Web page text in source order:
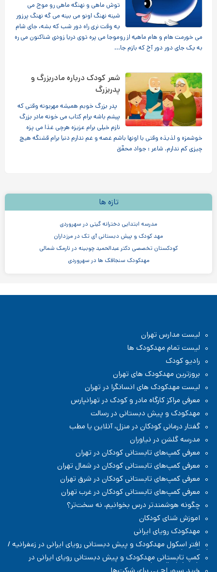
توش ماهی و نهنگه ماهی رو موج می
شینه نهنگ اونو می بینه می گه نهنگ پرزور
یه وقت نری راه دور شب که بشه، جای شام
می خورمت هام و هام ماهیه از روموجا می پره توی دریا زودی شناکنون می ره
به یک جای دور دور آخ که بازم جا...
شعر کودک درباره مادربزرگ و
پدربزرگ
پدر بزرگ خوبم همیشه مهربونه وقتی كه
پیشم باشه برام كتاب می خونه مادر بزرگ
نازم خیلی برام عزیزه هرچی غذا می پزه
خوشمزه و لذیذه وقتی با اونها باشم غصه و غم ندارم دنیا برام قشنگه هیچ
چیزی كم ندارم. شاعر : جواد محقّق
تازه ها
مدرسه ابتدایی دخترانه گیتی در سهروردی
مهد کودک و پیش دبستانی آی تک در مرزداران
کودکستان تخصصی دکتر عبدالحمید چوبینه در نارمک شمالی
مهدکودک سنجاقک ها در سهروردی
موسسه اندیشه کیان ابر سفید در ظفر
لیست مدارس تهران
لیست تمام مهدکودک ها
رادیو کودک
بروزترین مهدکودک های تهران
لیست مهدکودک های انسانگرا در تهران
معرفی مراکز کارگاه مادر و کودک در تهرانپارس
مهدکودک و پیش دبستانی در رسالت
گفتار درمانی کودکان در منزل، آنلاین یا مطب
مدرسه گلشن در نیاوران
معرفی کمپ‌های تابستانی کودکان در تهران
معرفی کمپ‌های تابستانی کودکان در شمال تهران
معرفی کمپ‌های تابستانی کودکان در شرق تهران
معرفی کمپ‌های تابستانی کودکان در غرب تهران
چگونه هوشمندتر درس بخوانیم، نه سخت‌تر؟
اموزش شنای کودکان
مهدکودک رویای ایرانی
افتر اسکول مهدکودک و پیش دبستانی رویای ایرانی در زعفرانیه /
شمال تهران
کمپ تابستانی مهدکودک و پیش دبستانی رویای ایرانی در
زعفرانیه / شمال تهران